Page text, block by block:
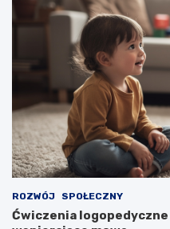
ROZWÓJ SPOŁECZNY
Ćwiczenia